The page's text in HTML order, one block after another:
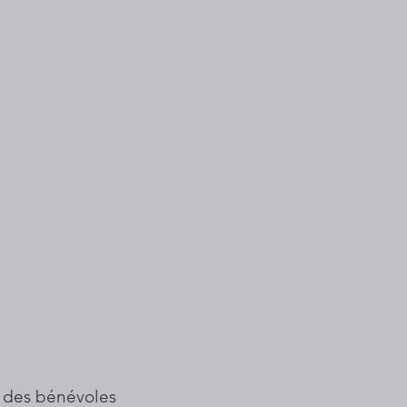
des bénévoles